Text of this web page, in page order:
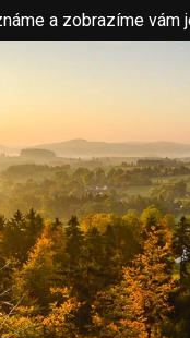
a zobrazíme